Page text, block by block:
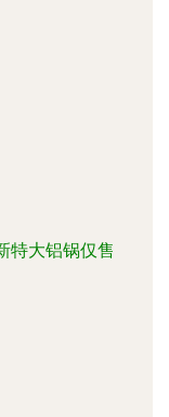
特大铝锅仅售